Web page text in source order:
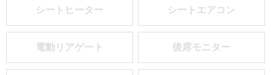
シートヒーター シートエアコン
電動リアゲート 後席モニター